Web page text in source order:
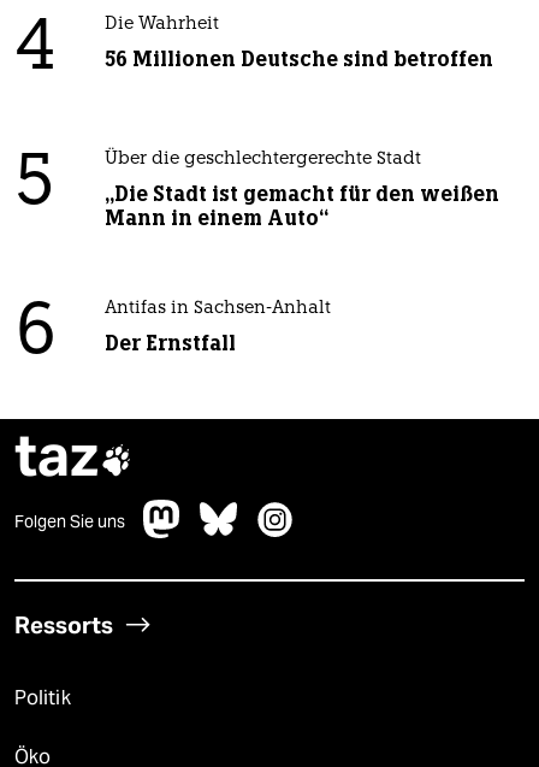
4 Die Wahrheit
56 Millionen Deutsche sind betroffen
5 Über die geschlechtergerechte Stadt
„Die Stadt ist gemacht für den weißen
Mann in einem Auto“
6 Antifas in Sachsen-Anhalt
Der Ernstfall
taz
Folgen Sie uns
Ressorts
Politik
Öko